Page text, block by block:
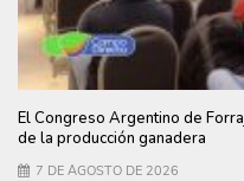
El Congreso Argentino de
de la producción ganadera
7 DE AGOSTO DE 2026